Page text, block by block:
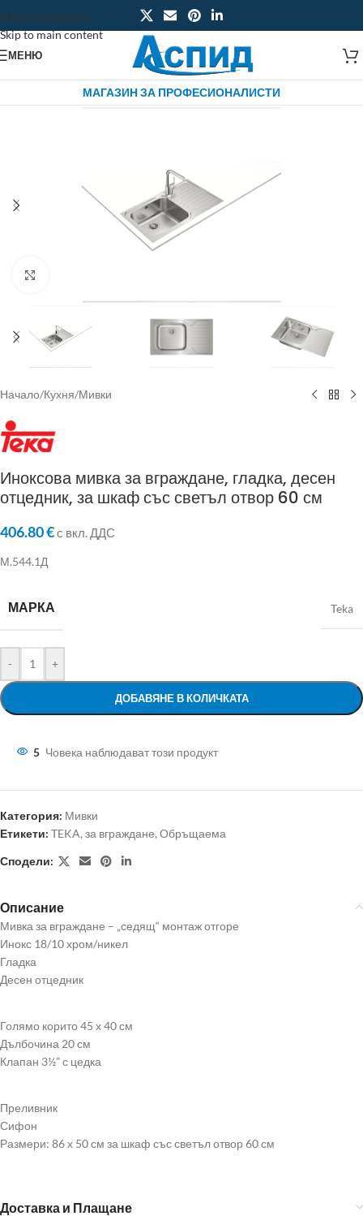
Skip to navigation
Skip to main content
МЕНЮ
МАГАЗИН ЗА ПРОФЕСИОНАЛИСТИ
Начало/Кухня/Мивки
Иноксова мивка за вграждане, гладка, десен
отцедник, за шкаф със светъл отвор 60 см
406.80€с вкл. ДДС
М.544.1Д
МАРКА Teka
- +
ДОБАВЯНЕ В КОЛИЧКАТА
5 Човека наблюдават този продукт
Категория: Мивки
Етикети: TEKA, за вграждане, Обръщаема
Сподели:
Описание
Мивка за вграждане – „седящ“ монтаж отгоре
Инокс 18/10 хром/никел
Гладка
Десен отцедник
Голямо корито 45 х 40 см
Дълбочина 20 см
Клапан 3½” с цедка
Преливник
Сифон
Размери: 86 х 50 см за шкаф със светъл отвор 60 см
Доставка и Плащане